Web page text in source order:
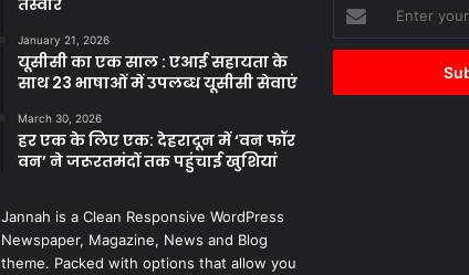
January 21, 2026
यूसीसी का एक साल : एआई सहायता के
साथ 23 भाषाओं में उपलब्ध यूसीसी सेवाएं
March 30, 2026
हर एक के लिए एक: देहरादून में ‘वन फॉर
वन’ ने जरूरतमंदों तक पहुंचाई खुशियां
Jannah is a Clean Responsive WordPress
Newspaper, Magazine, News and Blog
theme. Packed with options that allow you
your
Email